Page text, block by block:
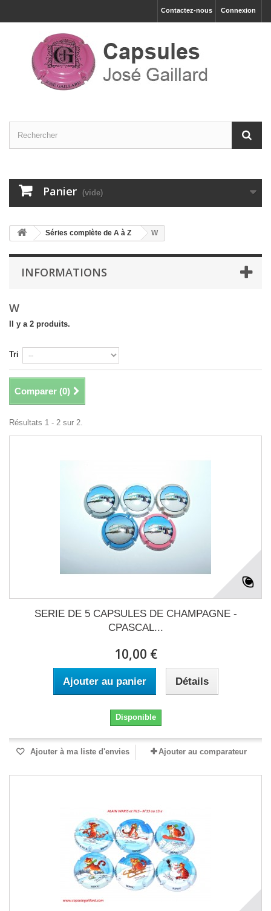
Connexion
Contactez-nous
Panier (vide)
Séries complète de A à Z W
INFORMATIONS
W
Il y a 2 produits.
Tri
Comparer (0)
Résultats 1 - 2 sur 2.
SERIE DE 5 CAPSULES DE CHAMPAGNE -
CPASCAL...
10,00 €
Ajouter au panier Détails
Disponible
Ajouter à ma liste d'envies Ajouter au comparateur